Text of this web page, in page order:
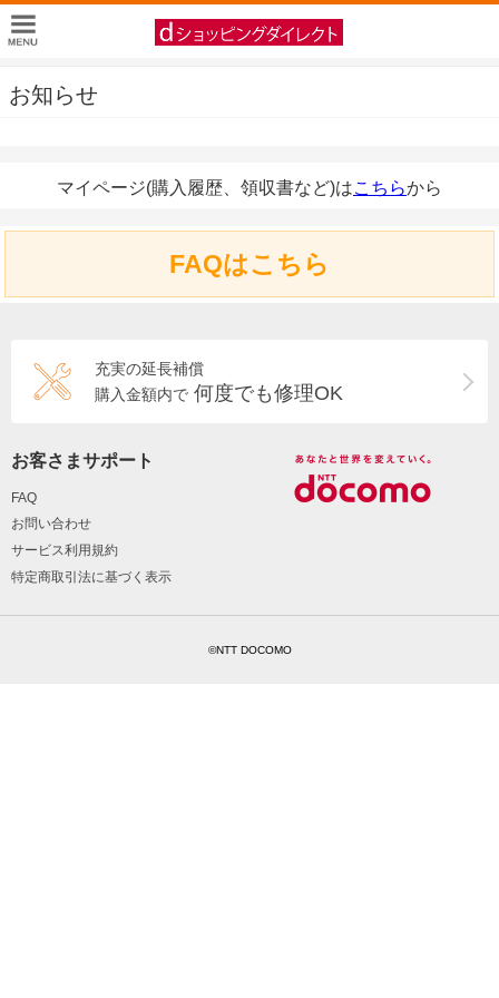
お知らせ
マイページ(購入履歴、領収書など)はこちらから
FAQはこちら
充実の延長補償
購入金額内で 何度でも修理OK
お客さまサポート
FAQ
お問い合わせ
サービス利用規約
特定商取引法に基づく表示
©NTT DOCOMO